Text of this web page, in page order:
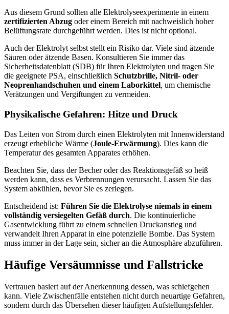
Aus diesem Grund sollten alle Elektrolyseexperimente in einem
zertifizierten Abzug oder einem Bereich mit nachweislich hoher
Belüftungsrate durchgeführt werden. Dies ist nicht optional.
Auch der Elektrolyt selbst stellt ein Risiko dar. Viele sind ätzende
Säuren oder ätzende Basen. Konsultieren Sie immer das
Sicherheitsdatenblatt (SDB) für Ihren Elektrolyten und tragen Sie
die geeignete PSA, einschließlich Schutzbrille, Nitril- oder
Neoprenhandschuhen und einem Laborkittel, um chemische
Verätzungen und Vergiftungen zu vermeiden.
Physikalische Gefahren: Hitze und Druck
Das Leiten von Strom durch einen Elektrolyten mit Innenwiderstand
erzeugt erhebliche Wärme (Joule-Erwärmung). Dies kann die
Temperatur des gesamten Apparates erhöhen.
Beachten Sie, dass der Becher oder das Reaktionsgefäß so heiß
werden kann, dass es Verbrennungen verursacht. Lassen Sie das
System abkühlen, bevor Sie es zerlegen.
Entscheidend ist: Führen Sie die Elektrolyse niemals in einem
vollständig versiegelten Gefäß durch. Die kontinuierliche
Gasentwicklung führt zu einem schnellen Druckanstieg und
verwandelt Ihren Apparat in eine potenzielle Bombe. Das System
muss immer in der Lage sein, sicher an die Atmosphäre abzuführen.
Häufige Versäumnisse und Fallstricke
Vertrauen basiert auf der Anerkennung dessen, was schiefgehen
kann. Viele Zwischenfälle entstehen nicht durch neuartige Gefahren,
sondern durch das Übersehen dieser häufigen Aufstellungsfehler.